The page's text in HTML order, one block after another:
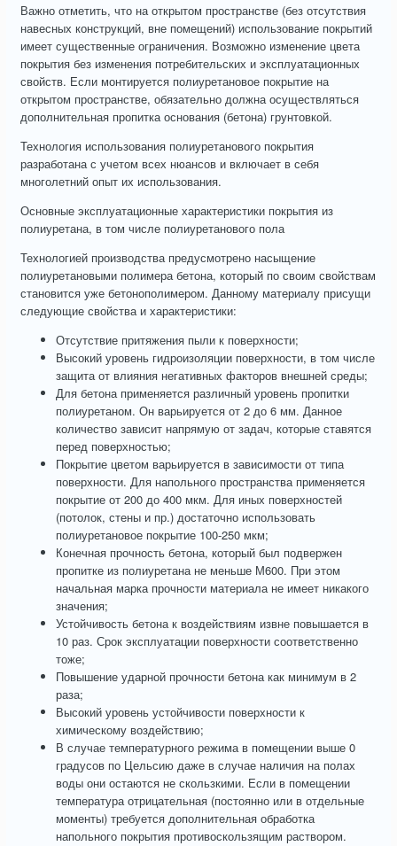
Важно отметить, что на открытом пространстве (без отсутствия
навесных конструкций, вне помещений) использование покрытий
имеет существенные ограничения. Возможно изменение цвета
покрытия без изменения потребительских и эксплуатационных
свойств. Если монтируется полиуретановое покрытие на
открытом пространстве, обязательно должна осуществляться
дополнительная пропитка основания (бетона) грунтовкой.
Технология использования полиуретанового покрытия
разработана с учетом всех нюансов и включает в себя
многолетний опыт их использования.
Основные эксплуатационные характеристики покрытия из
полиуретана, в том числе полиуретанового пола
Технологией производства предусмотрено насыщение
полиуретановыми полимера бетона, который по своим свойствам
становится уже бетонополимером. Данному материалу присущи
следующие свойства и характеристики:
Отсутствие притяжения пыли к поверхности;
Высокий уровень гидроизоляции поверхности, в том числе
защита от влияния негативных факторов внешней среды;
Для бетона применяется различный уровень пропитки
полиуретаном. Он варьируется от 2 до 6 мм. Данное
количество зависит напрямую от задач, которые ставятся
перед поверхностью;
Покрытие цветом варьируется в зависимости от типа
поверхности. Для напольного пространства применяется
покрытие от 200 до 400 мкм. Для иных поверхностей
(потолок, стены и пр.) достаточно использовать
полиуретановое покрытие 100-250 мкм;
Конечная прочность бетона, который был подвержен
пропитке из полиуретана не меньше М600. При этом
начальная марка прочности материала не имеет никакого
значения;
Устойчивость бетона к воздействиям извне повышается в
10 раз. Срок эксплуатации поверхности соответственно
тоже;
Повышение ударной прочности бетона как минимум в 2
раза;
Высокий уровень устойчивости поверхности к
химическому воздействию;
В случае температурного режима в помещении выше 0
градусов по Цельсию даже в случае наличия на полах
воды они остаются не скользкими. Если в помещении
температура отрицательная (постоянно или в отдельные
моменты) требуется дополнительная обработка
напольного покрытия противоскользящим раствором.